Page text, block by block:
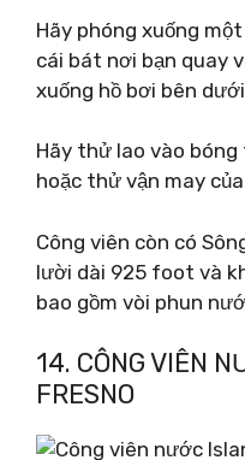
Hãy phóng xuống
cái bát nơi bạn quay
xuống hồ bơi bên
Hãy thử lao vào
hoặc thử vận ​​may
Công viên còn có
lười dài 925 foot và
bao gồm vòi phun
14. CÔNG VIÊN
FRESNO